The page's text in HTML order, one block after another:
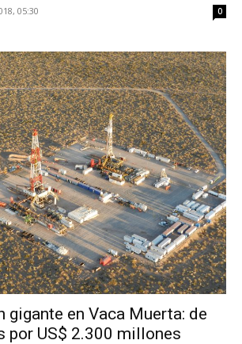
05:30 0
gigante en Vaca Muerta: de
por US$ 2.300 millones